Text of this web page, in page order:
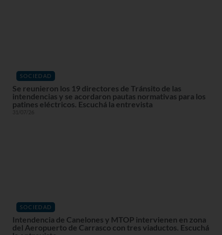
SOCIEDAD
Se reunieron los 19 directores de Tránsito de las
intendencias y se acordaron pautas normativas para los
patines eléctricos. Escuchá la entrevista
31/07/26
SOCIEDAD
Intendencia de Canelones y MTOP intervienen en zona
del Aeropuerto de Carrasco con tres viaductos. Escuchá